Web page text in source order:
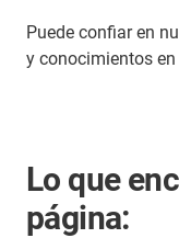
Puede confiar en
y conocimientos
Lo que
página: